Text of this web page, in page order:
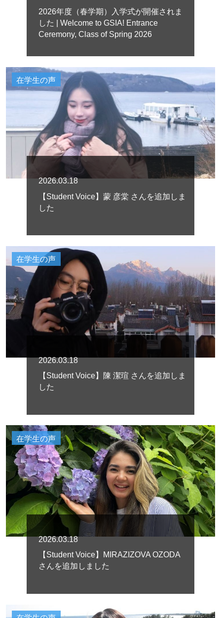
2026年度（春学期）入学式が開催されま
した | Welcome to GSIA! Entrance
Ceremony, Class of Spring 2026
在学生の声
2026.03.18
【Student Voice】蒙 彦棠 さんを追加しま
した
在学生の声
2026.03.18
【Student Voice】陳 潔瑄 さんを追加しま
した
在学生の声
2026.03.18
【Student Voice】MIRAZIZOVA OZODA
さんを追加しました